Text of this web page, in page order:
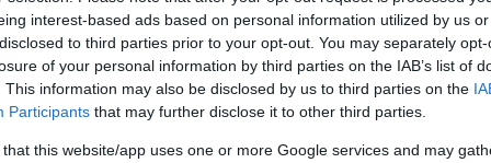
interest-based ads based on personal information utilized by us
to third parties prior to your opt-out. You may separately
of your personal information by third parties on the IAB’s list of
This information may also be disclosed by us to third parties on the
Participants that may further disclose it to other third parties.
that this website/app uses one or more Google services and may
2021 15:16